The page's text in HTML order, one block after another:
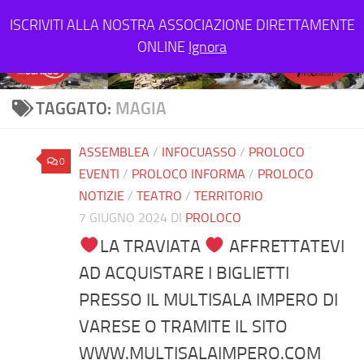
Salta al contenuto
TAGGATO: MAGIA
0
ASSEMBLEA / INFOCUASSO / PROLOCO
EVENTI / PROLOCO INFORMA / PROLOCO
NOTIZIE / TEATRO / TERRITORIO
7 GIUGNO 2024 DI PROLOCO
LA TRAVIATA
AFFRETTATEVI
AD ACQUISTARE I BIGLIETTI
PRESSO IL MULTISALA IMPERO DI
VARESE O TRAMITE IL SITO
WWW.MULTISALAIMPERO.COM
ISCRIVITI ALLA NOSTRA ASSOCIAZIONE DIRETTAMENTE
ONLINE Ignora